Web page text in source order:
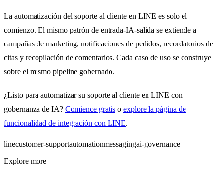
La automatización del soporte al cliente en LINE es solo el
comienzo. El mismo patrón de entrada-IA-salida se extiende a
campañas de marketing, notificaciones de pedidos, recordatorios de
citas y recopilación de comentarios. Cada caso de uso se construye
sobre el mismo pipeline gobernado.
¿Listo para automatizar su soporte al cliente en LINE con
gobernanza de IA? Comience gratis o explore la página de
funcionalidad de integración con LINE.
linecustomer-supportautomationmessagingai-governance
Explore more